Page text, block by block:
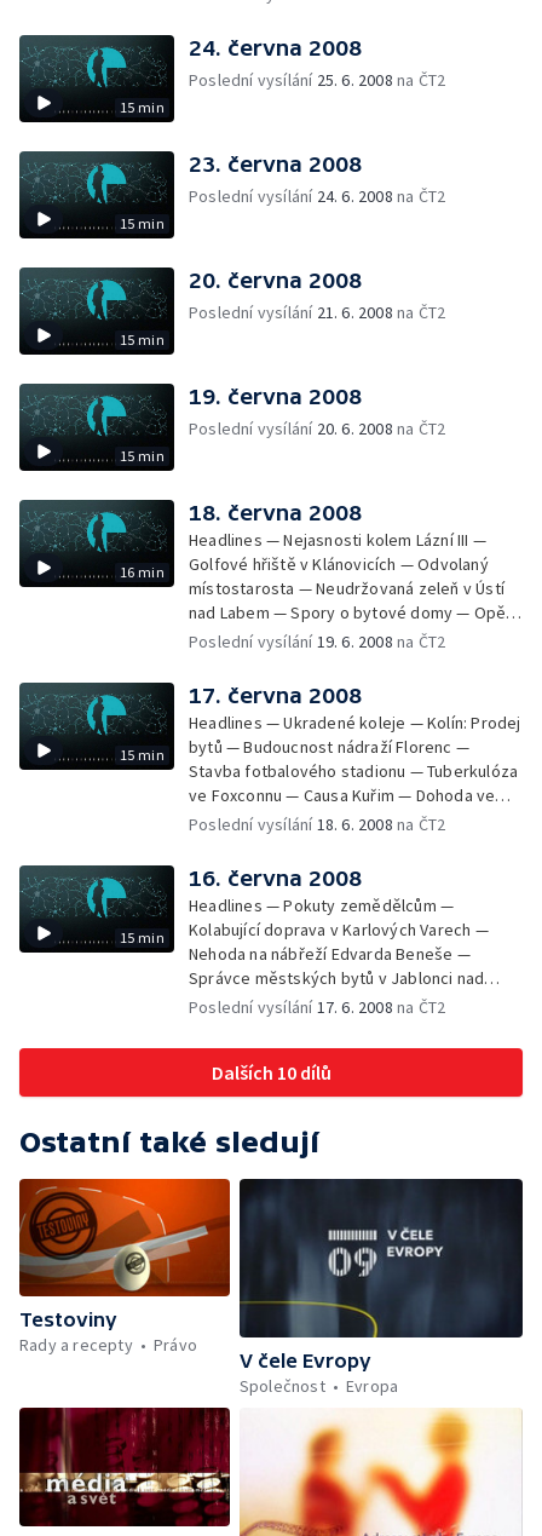
soudu — Shakespearovské slavnosti —
Národní archiv vlastní stížnostní list
15 min
24. června 2008
Poslední vysílání 25. 6. 2008 na ČT2
15 min
23. června 2008
Poslední vysílání 24. 6. 2008 na ČT2
15 min
20. června 2008
Poslední vysílání 21. 6. 2008 na ČT2
15 min
19. června 2008
Poslední vysílání 20. 6. 2008 na ČT2
16 min
18. června 2008
Headlines — Nejasnosti kolem Lázní III —
Golfové hřiště v Klánovicích — Odvolaný
místostarosta — Neudržovaná zeleň v Ústí
nad Labem — Spory o bytové domy — Opět
průjezdná křižovatka — Výstavba okruhu
Kuřimská kauza 2. dnem u soudu — Poplatky
novorozenců v porodnici — Milovice —
Nejkrásnější nádraží
Poslední vysílání 19. 6. 2008 na ČT2
15 min
17. června 2008
Headlines — Ukradené koleje — Kolín: Prodej
bytů — Budoucnost nádraží Florenc —
Stavba fotbalového stadionu — Tuberkulóza
ve Foxconnu — Causa Kuřim — Dohoda ve
straně Zelených — Tunelování Lesů ČR? —
Pictus naposledy v ČR
Poslední vysílání 18. 6. 2008 na ČT2
15 min
16. června 2008
Headlines — Pokuty zemědělcům —
Kolabující doprava v Karlových Varech —
Nehoda na nábřeží Edvarda Beneše —
Správce městských bytů v Jablonci nad
Nisou — Kateřina Jacques odstoupila ze své
— Marcela Urbanová obviněna z křivé
výpovědi — Nadprůměrná sklizeň obilí —
Zloději památek — Projekt vagon —
Poslední vysílání 17. 6. 2008 na ČT2
Dalších 10 dílů
Ostatní také sledují
Testoviny
Rady a recepty
Právo
V čele Evropy
Společnost
Evropa